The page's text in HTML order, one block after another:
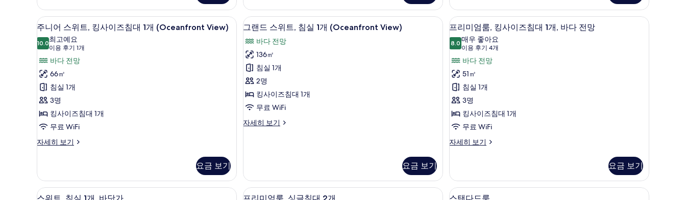
자
세
히
보
기
기
실
개
세
히
보
기
기
(Seafront)
자
세
히
보
기
주
니
어
스
위
트,
킹
사
이
즈
1
개
주니어 스위트, 킹사이즈침대 1개 (Oceanfront View) | 고급 침구, 메모리폼 침대, 미니바, 책상
6
주니어 스위트, 킹사이즈침대 1개 (Oceanfront View)
10.010.0점 만점 중 10점
최고예요
이용 후기 1개
(이
용
후
기
개)
바다 전망
66㎡
침실 1개
3명
킹사이즈침대 1개
무료 WiFi
자세히 보기
주
위
트,
킹
요금 보기
그
드
스
위
트,
침
1
사
진
그랜드 스위트, 침실 1개 (Oceanfront View) | 고급 침구, 메모리폼 침대, 미니바, 책상
10
그랜드 스위트, 침실 1개 (Oceanfront View)
바다 전망
136㎡
침실 1개
2명
킹사이즈침대 1개
무료 WiFi
자세히 보기
그
침
실
1
요금 보기
프
리
미
엄
룸,
킹
사
이
즈
침
개,
바
고급 침구, 메모리폼 침대, 미니바, 책상
7
프리미엄룸, 킹사이즈침대 1개, 바다 전망
8.08.0점 만점 중 10점
매우 좋아요
이용 후기 4개
(이
용
후
기
4
개)
바다 전망
51㎡
침실 1개
3명
킹사이즈침대 1개
무료 WiFi
자세히 보기
프
룸,
킹
사
요금 보기
스 스위트, 침실 1개, 바닷가 | 고급 침구, 메모리폼 침대, 미니바, 책상
9
스위트, 침실 1개, 바닷가 프 고급 침구, 메모리폼 침대, 미니바, 책상
5
프리미엄룸, 싱글침대 2개 스 고급 침구, 메모리폼 침대, 미니바, 책상
4
스탠다드룸